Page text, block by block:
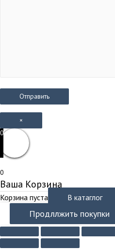
×
0
0
Ваша Корзина
Корзина пуста В катаглог
Продллжить покупки